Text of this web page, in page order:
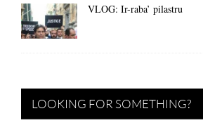
VLOG: Ir-raba’ pilastru
LOOKING FOR SOMETHING?